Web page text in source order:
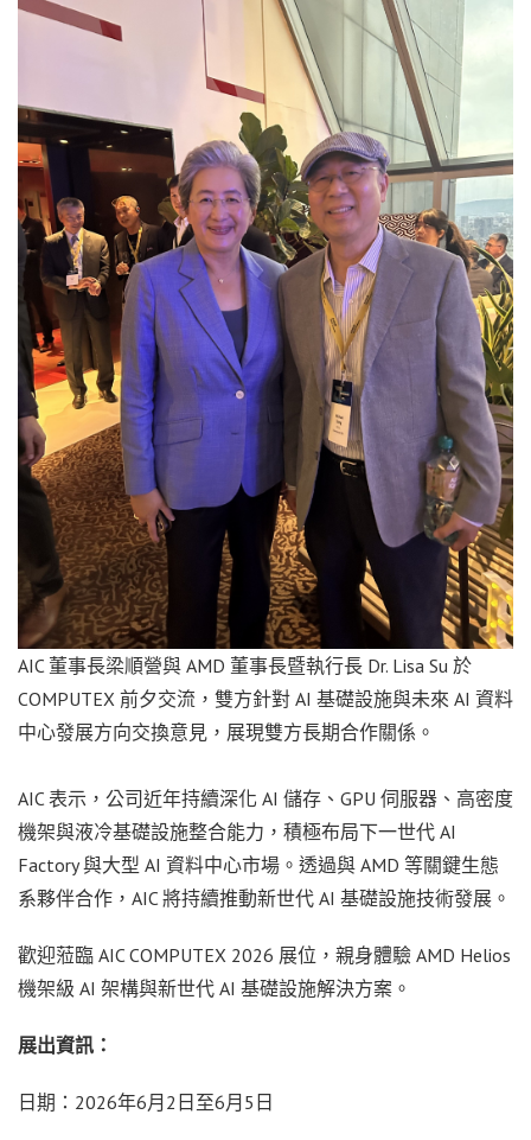
AIC 董事長梁順營與 AMD 董事長暨執行長 Dr. Lisa Su 於
COMPUTEX 前夕交流，雙方針對 AI 基礎設施與未來 AI 資料
中心發展方向交換意見，展現雙方長期合作關係。
AIC 表示，公司近年持續深化 AI 儲存、GPU 伺服器、高密度
機架與液冷基礎設施整合能力，積極布局下一世代 AI
Factory 與大型 AI 資料中心市場。透過與 AMD 等關鍵生態
系夥伴合作，AIC 將持續推動新世代 AI 基礎設施技術發展。
歡迎蒞臨 AIC COMPUTEX 2026 展位，親身體驗 AMD Helios
機架級 AI 架構與新世代 AI 基礎設施解決方案。
展出資訊：
日期：2026年6月2日至6月5日